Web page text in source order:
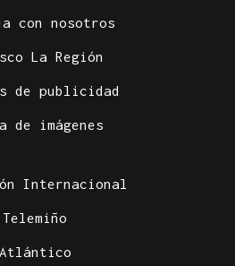
con nosotros
La Región
de publicidad
de imágenes
Internacional
Telemiño
Atlántico